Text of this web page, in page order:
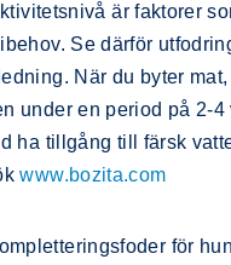
är faktorer
Se därför
När du byter
under en period på 2-4
ha tillgång till färsk
www.bozita.com
för